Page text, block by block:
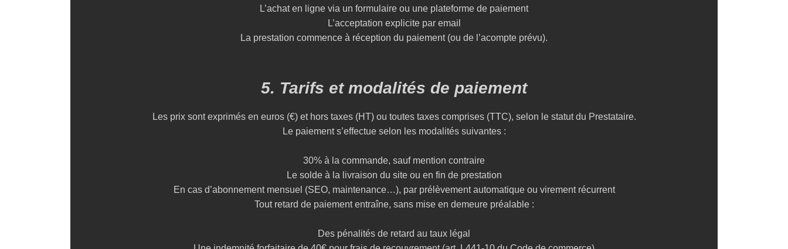
L’achat en ligne via un formulaire ou une plateforme de paiement
L’acceptation explicite par email
La prestation commence à réception du paiement (ou de l’acompte prévu).
5. Tarifs et modalités de paiement
Les prix sont exprimés en euros (€) et hors taxes (HT) ou toutes taxes comprises (TTC), selon le statut du Prestataire.
Le paiement s’effectue selon les modalités suivantes :
30% à la commande, sauf mention contraire
Le solde à la livraison du site ou en fin de prestation
En cas d’abonnement mensuel (SEO, maintenance…), par prélèvement automatique ou virement récurrent
Tout retard de paiement entraîne, sans mise en demeure préalable :
Des pénalités de retard au taux légal